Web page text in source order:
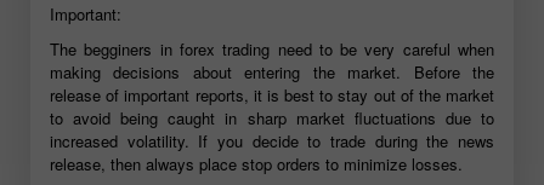
Important:
The begginers in forex trading need to be very careful when
making decisions about entering the market. Before the
release of important reports, it is best to stay out of the market
to avoid being caught in sharp market fluctuations due to
increased volatility. If you decide to trade during the news
release, then always place stop orders to minimize losses.